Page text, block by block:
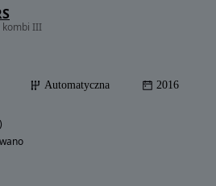
kombi III
Automatyczna 2016